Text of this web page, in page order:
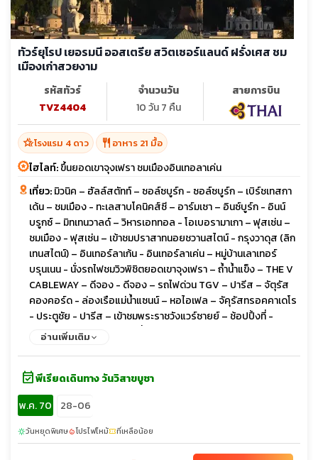
ทัวร์ยุโรป เยอรมนี ออสเตรีย สวิตเซอร์แลนด์ ฝรั่งเศส ชม
เมืองเก่าสวยงาม
รหัสทัวร์
TVZ4404
จำนวนวัน
10 วัน 7 คืน
สายการบิน
hotel_classโรงแรม 4 ดาว restaurant อาหาร 21 มื้อ
ไฮไลท์:ขึ้นยอดเขาจุงเฟรา ชมเมืองอินเทอลาเค่น
เที่ยว:มิวนิค – ฮัลล์สตัทท์ – ซอล์ซบูร์ก - ซอล์ซบูร์ก – เบิร์ชเทสกา
เด้น – ชมเมือง - ทะเลสาบโคนิคส์ซี – อาร์มเซา – อินซ์บูร์ก - อินน์
บรูกซ์ – มิทเทนวาลด์ – วิหารเอททอล - โอเบอรามาเกา – ฟุสเซ่น –
ชมเมือง - ฟุสเซ่น – เข้าชมปราสาทนอยชวานสไตน์ - กรุงวาดุส (ลิก
เทนสไตน์) – อินเทอร์ลาเก้น - อินเทอร์ลาเค่น – หมู่บ้านเลาเทอร์
บรุนเนน - นั่งรถไฟชมวิวพิชิตยอดเขาจุงเฟรา – ถ้ำน้ำแข็ง – THE V
CABLEWAY – ดีจอง - ดีจอง – รถไฟด่วน TGV – ปารีส – จัตุรัส
คองคอร์ด - ล่องเรือแม่น้ำแซนน์ – หอไอเฟล – จัคุรัสทรอคคาเดโร
- ประตูชัย - ปารีส – เข้าชมพระราชวังแวร์ซายย์ – ช้อปปิ้งที่ -
BENLUX DUTY FREE และที่ห้างลาฟาแยต - ปารีส – เดินทางกลับ
อ่านเพิ่มเติม
event_availableพีเรียดเดินทาง วันวิสาขบูชา
พ.ค. 70
28-06
sunnyวันหยุดพิเศษlocal_fire_departmentโปรไฟไหม้confirmation_numberที่เหลือน้อย